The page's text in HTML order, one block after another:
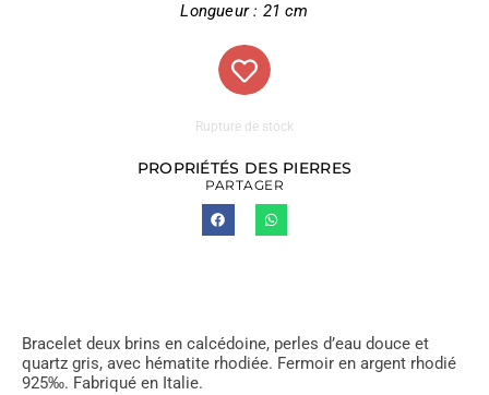
Longueur : 21 cm
Rupture de stock
PROPRIÉTÉS DES PIERRES
PARTAGER
Bracelet deux brins en calcédoine, perles d’eau douce et
quartz gris, avec hématite rhodiée. Fermoir en argent rhodié
925‰. Fabriqué en Italie.